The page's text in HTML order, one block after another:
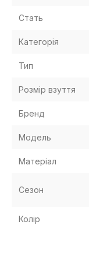
Стать
Категорія
Тип
Розмір взуття
Бренд
Модель
Матеріал
Сезон
Колір